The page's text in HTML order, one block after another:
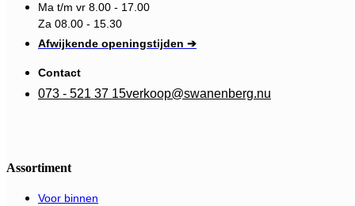
Ma t/m vr 8.00 - 17.00
Za 08.00 - 15.30
Afwijkende openingstijden ➔
Contact
073 - 521 37 15verkoop@swanenberg.nu
Assortiment
Voor binnen